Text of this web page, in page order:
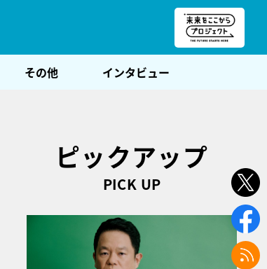
その他 インタビュー
ピックアップ
PICK UP